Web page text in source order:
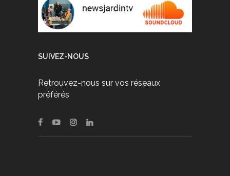
SUIVEZ-NOUS
Retrouvez-nous sur vos réseaux
préférés